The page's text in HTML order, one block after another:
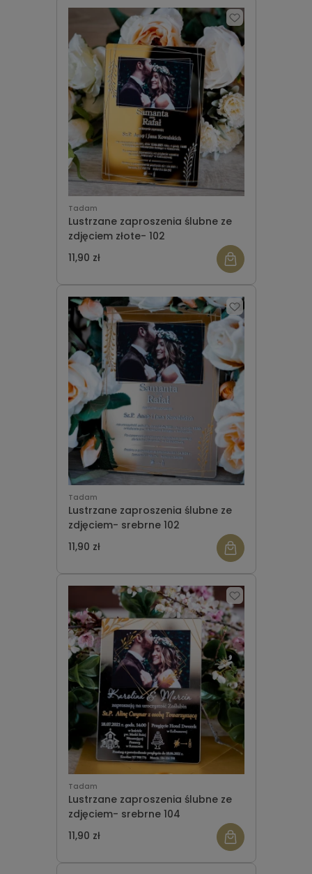
Tadam
Lustrzane zaproszenia ślubne ze
zdjęciem złote- 102
11,90 zł
Tadam
Lustrzane zaproszenia ślubne ze
zdjęciem- srebrne 102
11,90 zł
Tadam
Lustrzane zaproszenia ślubne ze
zdjęciem- srebrne 104
11,90 zł